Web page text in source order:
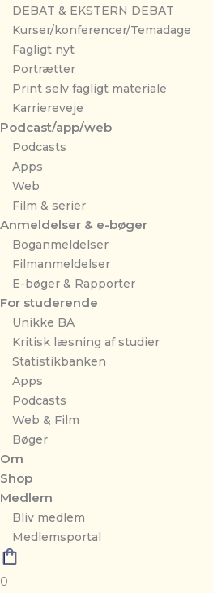
DEBAT & EKSTERN DEBAT
Kurser/konferencer/Temadage
Fagligt nyt
Portrætter
Print selv fagligt materiale
Karriereveje
Podcast/app/web
Podcasts
Apps
Web
Film & serier
Anmeldelser & e-bøger
Boganmeldelser
Filmanmeldelser
E-bøger & Rapporter
For studerende
Unikke BA
Kritisk læsning af studier
Statistikbanken
Apps
Podcasts
Web & Film
Bøger
Om
Shop
Medlem
Bliv medlem
Medlemsportal
0